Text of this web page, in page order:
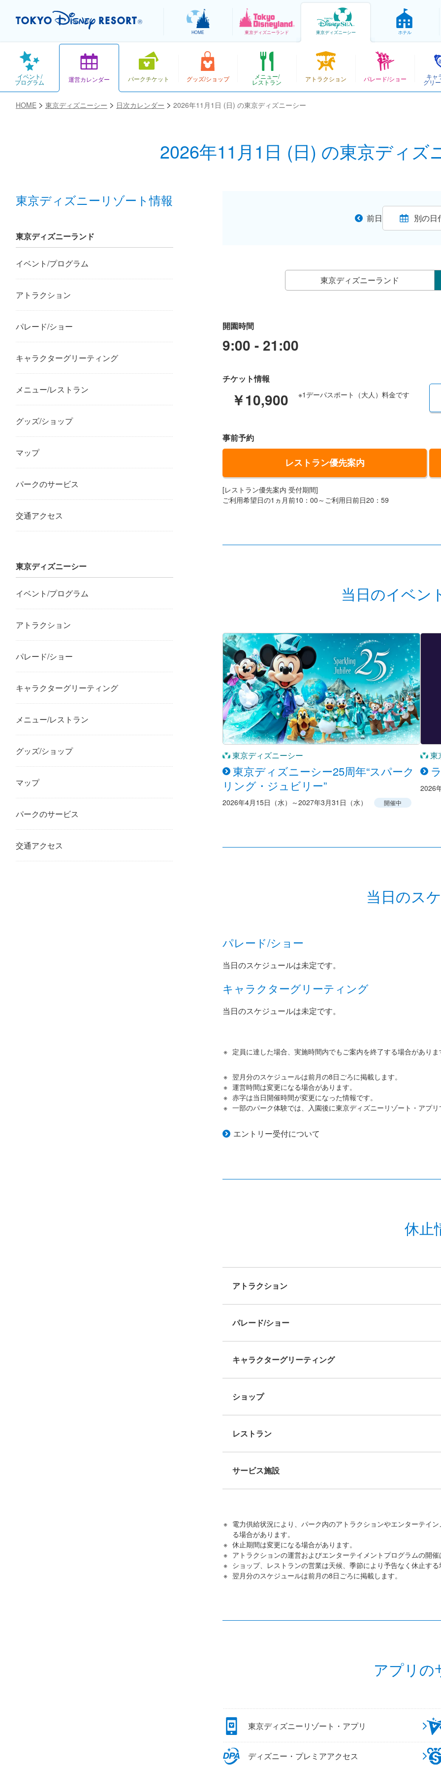
HOME 東京ディズニーランド 東京ディズニーシー ホテル
イベント/
プログラム 運営カレンダー パークチケット グッズ/ショップ メニュー/
レストラン アトラクション パレード/ショー キャ
グリ
HOME 東京ディズニーシー 日次カレンダー 2026年11月1日 (日) の東京ディズニーシー
2026年11月1日 (日) の東京ディズ
お気に入り
前日 別の日
東京ディズニーランド
開園時間
9:00 - 21:00
チケット情報
￥10,900 ※1デーパスポート（大人）料金です
事前予約
レストラン優先案内
[レストラン優先案内 受付期間]
ご利用希望日の1ヵ月前10：00～ご利用日前日20：59
当日のイベン
東京ディズニーシー
東京ディズニーシー25周年“スパーク
リング・ジュビリー”
2026年4月15日（水）～2027年3月31日（水） 開催中
東
2026
当日のス
パレード/ショー
当日のスケジュールは未定です。
キャラクターグリーティング
当日のスケジュールは未定です。
定員に達した場合、実施時間内でもご案内を終了する場合がありま
翌月分のスケジュールは前月の8日ごろに掲載します。
運営時間は変更になる場合があります。
赤字は当日開催時間が変更になった情報です。
一部のパーク体験では、入園後に東京ディズニーリゾート・アプ
エントリー受付について
休止
アトラクション
パレード/ショー
キャラクターグリーティング
ショップ
レストラン
サービス施設
電力供給状況により、パーク内のアトラクションやエンターテイ
る場合があります。
休止期間は変更になる場合があります。
アトラクションの運営およびエンターテイメントプログラムの開催
ショップ、レストランの営業は天候、季節により予告なく休止する
翌月分のスケジュールは前月の8日ごろに掲載します。
アプリの
東京ディズニーリゾート・アプリ
ディズニー・プレミアアクセス
東京ディズニーリゾート情報
東京ディズニーランド
イベント/プログラム
アトラクション
パレード/ショー
キャラクターグリーティング
メニュー/レストラン
グッズ/ショップ
マップ
パークのサービス
交通アクセス
東京ディズニーシー
イベント/プログラム
アトラクション
パレード/ショー
キャラクターグリーティング
メニュー/レストラン
グッズ/ショップ
マップ
パークのサービス
交通アクセス